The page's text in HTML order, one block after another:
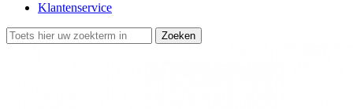
Klantenservice